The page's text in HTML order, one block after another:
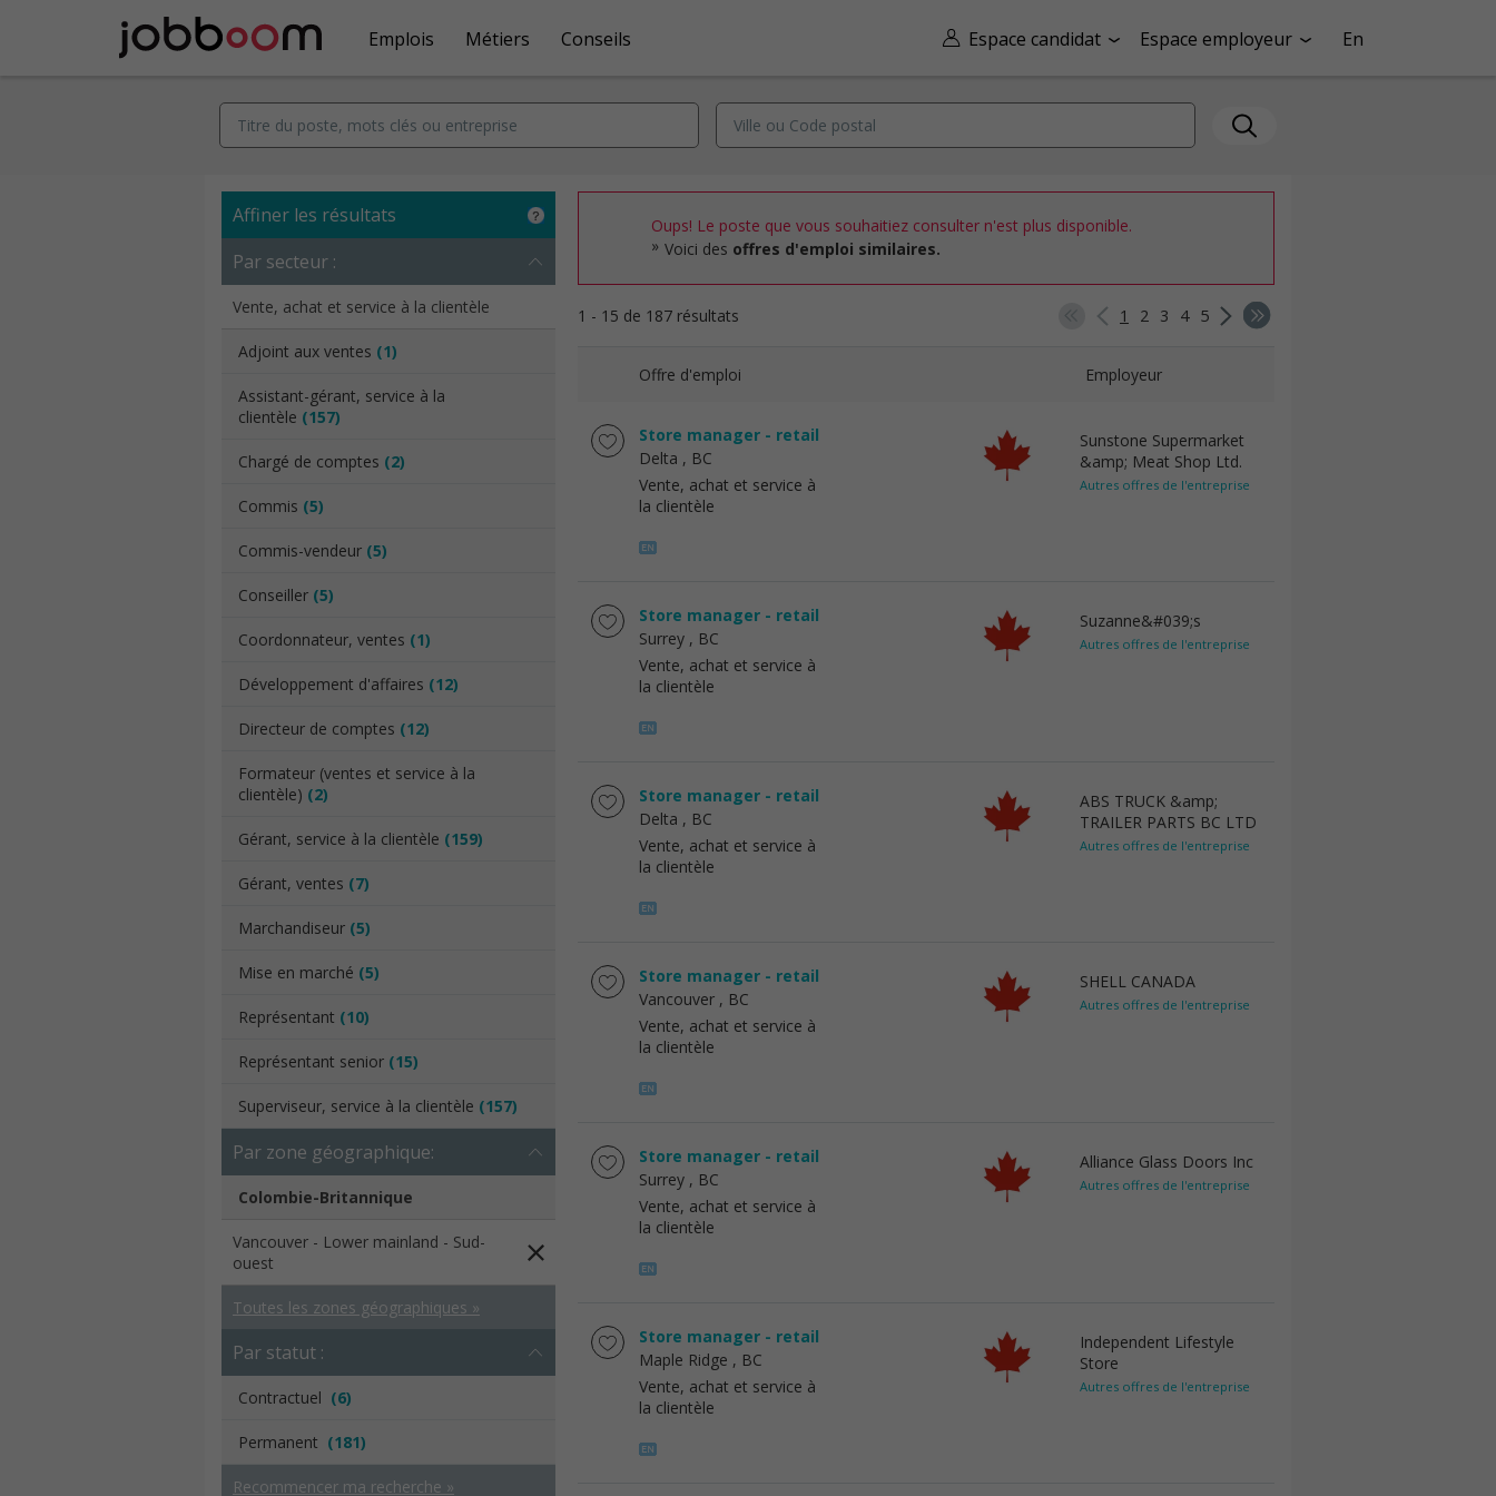
Espace candidat Espace employeur En
Emplois Métiers Conseils
Affiner les résultats
Par secteur :
Vente, achat et service à la clientèle
Adjoint aux ventes (1)
Assistant-gérant, service à la
clientèle (157)
Chargé de comptes (2)
Commis (5)
Commis-vendeur (5)
Conseiller (5)
Coordonnateur, ventes (1)
Développement d'affaires (12)
Directeur de comptes (12)
Formateur (ventes et service à la
clientèle) (2)
Gérant, service à la clientèle (159)
Gérant, ventes (7)
Marchandiseur (5)
Mise en marché (5)
Représentant (10)
Représentant senior (15)
Superviseur, service à la clientèle (157)
Par zone géographique:
Colombie-Britannique
Vancouver - Lower mainland - Sud-
ouest
Toutes les zones géographiques »
Par statut :
Contractuel (6)
Permanent (181)
Recommencer ma recherche »
Oups! Le poste que vous souhaitiez consulter n'est plus disponible.
Voici des offres d'emploi similaires.
1 - 15 de 187 résultats 1 2 3 4 5
Offre d'emploi Employeur
Store manager - retail
Delta , BC
Vente, achat et service à
la clientèle
Sunstone Supermarket
&amp; Meat Shop Ltd.
Autres offres de l'entreprise
Store manager - retail
Surrey , BC
Vente, achat et service à
la clientèle
Suzanne&#039;s
Autres offres de l'entreprise
Store manager - retail
Delta , BC
Vente, achat et service à
la clientèle
ABS TRUCK &amp;
TRAILER PARTS BC LTD
Autres offres de l'entreprise
Store manager - retail
Vancouver , BC
Vente, achat et service à
la clientèle
SHELL CANADA
Autres offres de l'entreprise
Store manager - retail
Surrey , BC
Vente, achat et service à
la clientèle
Alliance Glass Doors Inc
Autres offres de l'entreprise
Store manager - retail
Maple Ridge , BC
Vente, achat et service à
la clientèle
Independent Lifestyle
Store
Autres offres de l'entreprise